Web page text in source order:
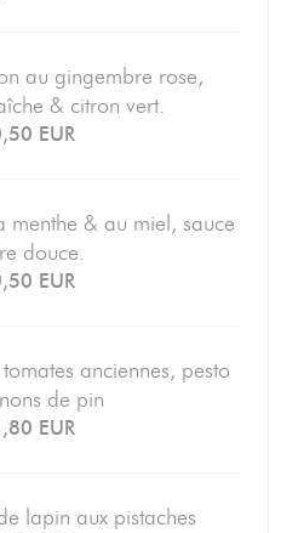
au gingembre rose,
& citron vert.
EUR
menthe & au miel, sauce
douce.
EUR
anciennes, pesto
de pin
EUR
lapin aux pistaches